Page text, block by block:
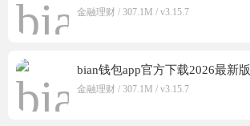
金融理财 / 307.1M / v3.15.7
bian钱包app官方下载2026最新版
金融理财 / 307.1M / v3.15.7